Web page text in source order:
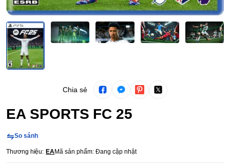
Chia sẻ
EA SPORTS FC 25
So sánh
Thương hiệu: EAMã sản phẩm: Đang cập nhật